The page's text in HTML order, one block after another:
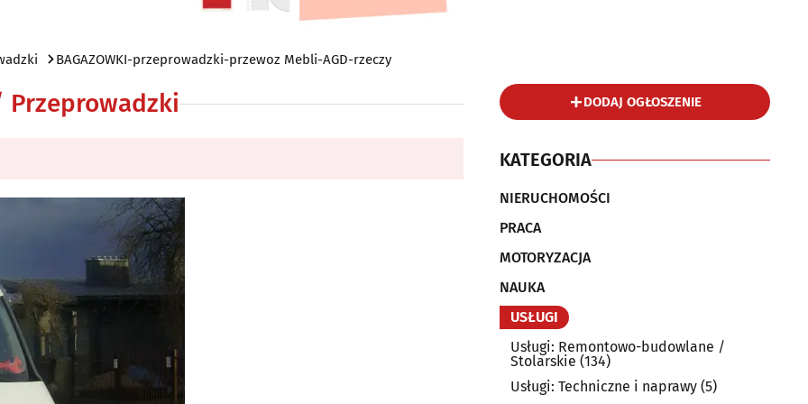
BAGAZOWKI-przeprowadzki-przewoz Mebli-AGD-rzeczy
Przeprowadzki DODAJ OGŁOSZENIE
KATEGORIA
NIERUCHOMOŚCI
PRACA
MOTORYZACJA
NAUKA
USŁUGI
Usługi: Remontowo-budowlane /
Stolarskie (134)
Usługi: Techniczne i naprawy (5)